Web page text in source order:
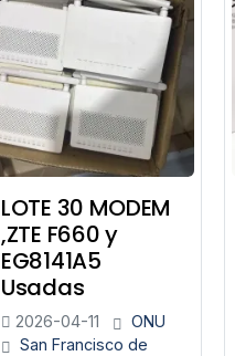
LOTE 30 MODEM
,ZTE F660 y
EG8141A5
Usadas
2026-04-11
ONU
San Francisco de